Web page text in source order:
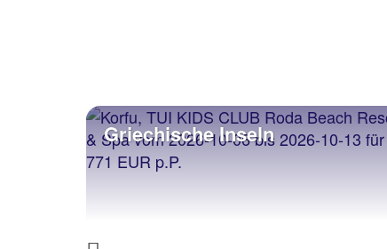
Griechische Inseln